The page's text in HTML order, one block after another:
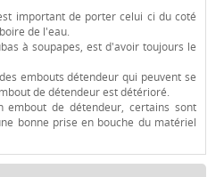
important de porter celui ci du coté
de l'eau.
à soupapes, est d'avoir toujours le
embouts détendeur qui peuvent se
de détendeur est détérioré.
embout de détendeur, certains sont
bonne prise en bouche du matériel